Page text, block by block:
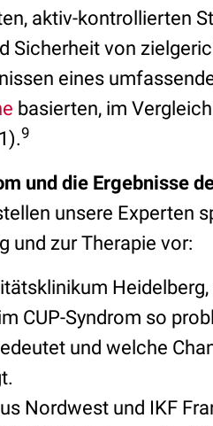
aktiv-kontrollierten
Sicherheit von
eines
basierten, im
9
und die Ergebnisse
unsere Experten
und zur Therapie vor:
CUP-Syndrom so
und welche
Nordwest und IKF